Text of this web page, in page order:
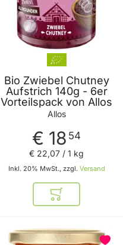
Bio Zwiebel Chutney
Aufstrich 140g - 6er
Vorteilspack von Allos
Allos
€ 18 54
Inkl. 20% MwSt., zzgl. Versand
€ 22,07 / 1 kg
In den